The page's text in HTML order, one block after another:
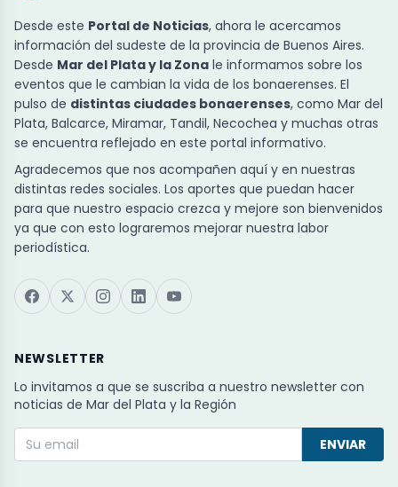
Desde este Portal de Noticias, ahora le acercamos
información del sudeste de la provincia de Buenos Aires.
Desde Mar del Plata y la Zona le informamos sobre los
eventos que le cambian la vida de los bonaerenses. El
pulso de distintas ciudades bonaerenses, como Mar del
Plata, Balcarce, Miramar, Tandil, Necochea y muchas otras
se encuentra reflejado en este portal informativo.
Agradecemos que nos acompañen aquí y en nuestras
distintas redes sociales. Los aportes que puedan hacer
para que nuestro espacio crezca y mejore son bienvenidos
ya que con esto lograremos mejorar nuestra labor
periodística.
NEWSLETTER
Lo invitamos a que se suscriba a nuestro newsletter con
noticias de Mar del Plata y la Región
ENVIAR